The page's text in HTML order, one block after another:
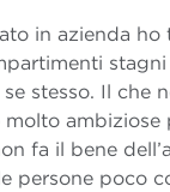
in azienda ho
stesso. Il che
molto ambiziose
fa il bene
persone poco